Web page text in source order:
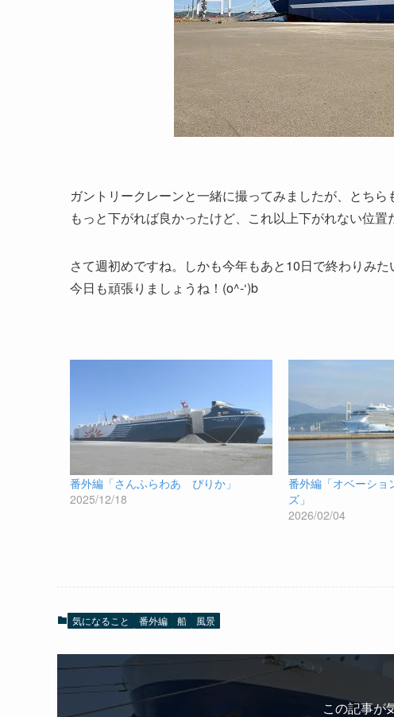
ガントリークレーンと一緒に撮ってみましたが、とち
もっと下がれば良かったけど、これ以上下がれない位
さて週初めですね。しかも今年もあと10日で終わりみ
今日も頑張りましょうね！(o^-‘)b
番外編「さんふらわあ ぴりか」
2025/12/18
番外編「オベーショ
ズ」
2026/02/04
気になること 番外編 船 風景
この記事が